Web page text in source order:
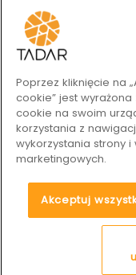
KONTAKT
2019-2026 © Tadar
Poprzez kliknięcie na
cookie” jest
cookie na swoim
korzystania z
wykorzystania strony i
marketingowych.
Akceptuj